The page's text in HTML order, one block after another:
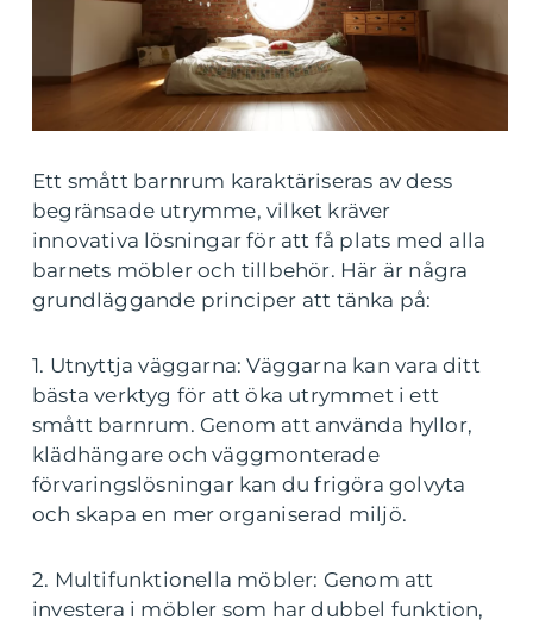
Ett smått barnrum karaktäriseras av dess
begränsade utrymme, vilket kräver
innovativa lösningar för att få plats med alla
barnets möbler och tillbehör. Här är några
grundläggande principer att tänka på:
1. Utnyttja väggarna: Väggarna kan vara ditt
bästa verktyg för att öka utrymmet i ett
smått barnrum. Genom att använda hyllor,
klädhängare och väggmonterade
förvaringslösningar kan du frigöra golvyta
och skapa en mer organiserad miljö.
2. Multifunktionella möbler: Genom att
investera i möbler som har dubbel funktion,